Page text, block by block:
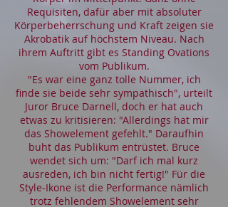
Requisiten, dafür aber mit absoluter
Körperbeherrschung und Kraft zeigen sie
Akrobatik auf höchstem Niveau. Nach
ihrem Auftritt gibt es Standing Ovations
vom Publikum.
"Es war eine ganz tolle Nummer, ich
finde sie beide sehr sympathisch", urteilt
Juror Bruce Darnell, doch er hat auch
etwas zu kritisieren: "Allerdings hat mir
das Showelement gefehlt." Daraufhin
buht das Publikum entrüstet. Bruce
wendet sich um: "Darf ich mal kurz
ausreden, ich bin nicht fertig!" Für die
Style-Ikone ist die Performance nämlich
trotz fehlendem Showelement sehr